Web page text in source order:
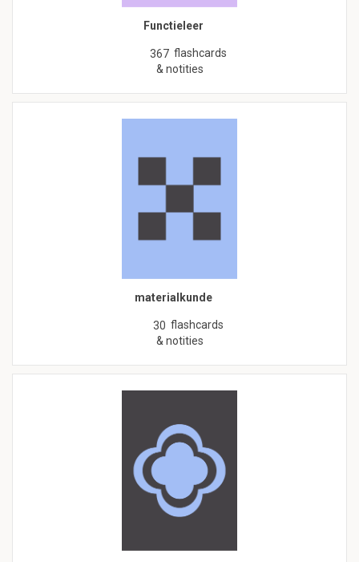
Functieleer
367 flashcards
& notities
materialkunde
30 flashcards
& notities